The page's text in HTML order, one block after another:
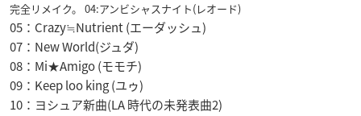
完全リメイク。 04:アンビシャスナイト(レオード)
05：Crazy≒Nutrient (エーダッシュ)
07：New World(ジュダ)
08：Mi★Amigo (モモチ)
09：Keep loo king (ユゥ)
10：ヨシュア新曲(LA 時代の未発表曲2)